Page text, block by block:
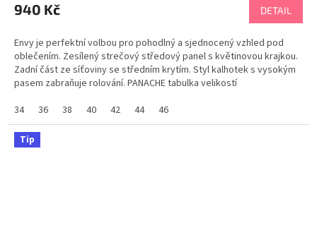
940 Kč DETAIL
Envy je perfektní volbou pro pohodlný a sjednocený vzhled pod
oblečením. Zesílený strečový středový panel s květinovou krajkou.
Zadní část ze síťoviny se středním krytím. Styl kalhotek s vysokým
pasem zabraňuje rolování. PANACHE tabulka velikostí
34
36 38 40 42 44 46
Tip